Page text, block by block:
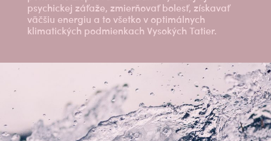
psychickej záťaže, zmierňovať bolesť, získavať
väčšiu energiu a to všetko v optimálnych
klimatických podmienkach Vysokých Tatier.